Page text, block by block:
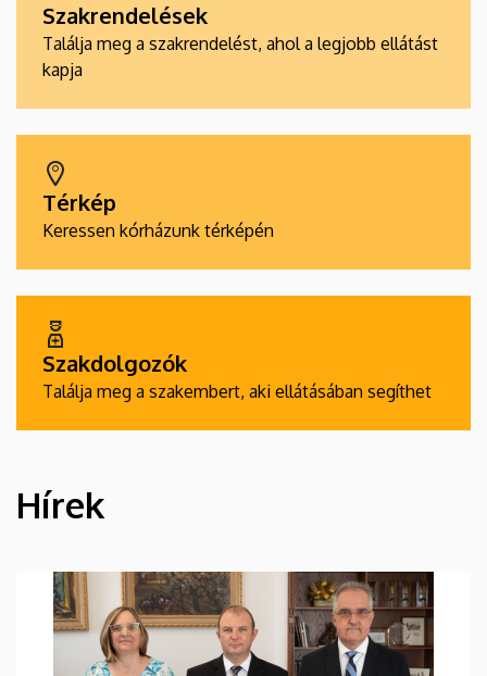
Szakrendelések
Találja meg a szakrendelést, ahol a legjobb ellátást
kapja
Térkép
Keressen kórházunk térképén
Szakdolgozók
Találja meg a szakembert, aki ellátásában segíthet
HÍREK
Hírek